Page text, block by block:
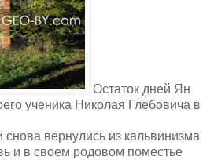
Остаток дней Ян
ученика Николая Глебовича в
снова вернулись из кальвинизма
и в своем родовом поместье